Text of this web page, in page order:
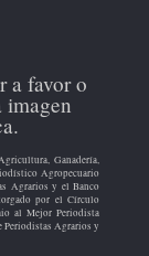
a favor o
imagen
Ganadería,
Agropecuario
Agrarios y el Banco
por el Círculo
al Mejor Periodista
Agrarios y